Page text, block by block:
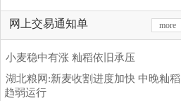
网上交易通知单 more
小麦稳中有涨 籼稻依旧承压
湖北粮网:新麦收割进度加快 中晚籼稻
趋弱运行